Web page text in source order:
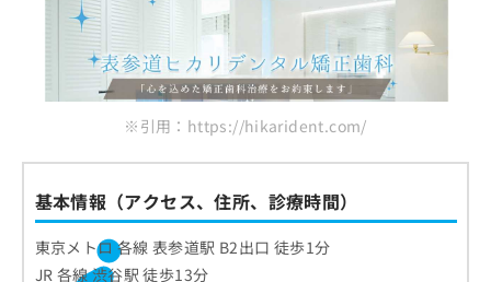
※引用：https://hikarident.com/
基本情報（アクセス、住所、診療時間）
東京メトロ 各線 表参道駅 B2出口 徒歩1分
JR 各線 渋谷駅 徒歩13分